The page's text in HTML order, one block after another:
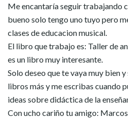
Me encantaría seguir trabajando
bueno solo tengo uno tuyo pero
clases de educacion musical.
El libro que trabajo es: Taller de
es un libro muy interesante.
Solo deseo que te vaya muy bien
libros más y me escribas cuando
ideas sobre didáctica de la
Con ucho cariño tu amigo: